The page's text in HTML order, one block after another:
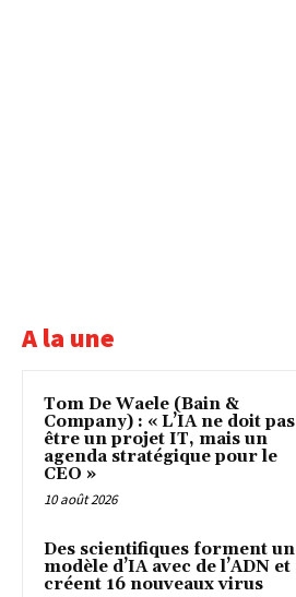
A la une
Tom De Waele (Bain &
Company) : « L’IA ne doit pas
être un projet IT, mais un
agenda stratégique pour le
CEO »
10 août 2026
Des scientifiques forment un
modèle d’IA avec de l’ADN et
créent 16 nouveaux virus